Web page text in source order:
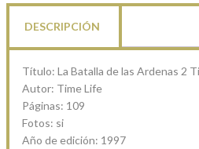
DESCRIPCIÓN
Título: La Batalla de las Ardenas 2
Autor: Time Life
Páginas: 109
Fotos: si
Año de edición: 1997